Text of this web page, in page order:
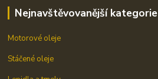
Nejnavštěvovanější kategorie
Motorové oleje
Stáčené oleje